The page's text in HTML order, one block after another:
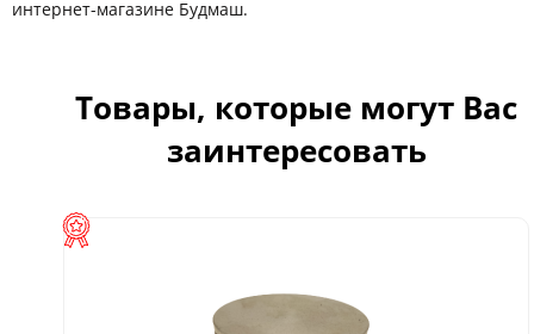
интернет-магазине Будмаш.
Товары, которые могут Вас
заинтересовать